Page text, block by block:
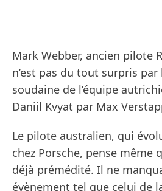
Mark Webber, ancien pilote
n’est pas du tout surpris par
soudaine de l’équipe
Daniil Kvyat par Max
Le pilote australien, qui
chez Porsche, pense même
déjà prémédité. Il ne
évènement tel que celui de